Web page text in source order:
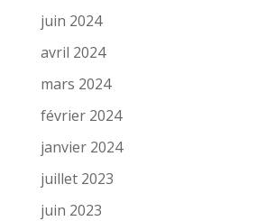
juin 2024
avril 2024
mars 2024
février 2024
janvier 2024
juillet 2023
juin 2023